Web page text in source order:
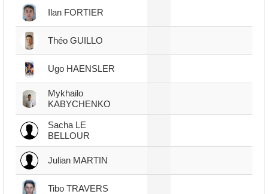
Ilan FORTIER
Théo GUILLO
Ugo HAENSLER
Mykhailo
KABYCHENKO
Sacha LE
BELLOUR
Julian MARTIN
Tibo TRAVERS